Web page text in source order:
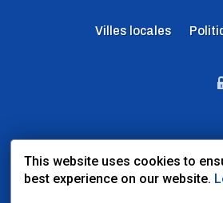
Villes locales
This website uses cookies to
best experience on our website.